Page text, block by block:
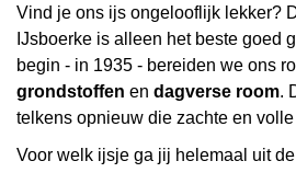
Vind je ons ijs ongelooflijk lekker?
IJsboerke is alleen het beste goed
begin - in 1935 - bereiden we ons
grondstoffen en dagverse room.
telkens opnieuw die zachte en
Voor welk ijsje ga jij helemaal uit